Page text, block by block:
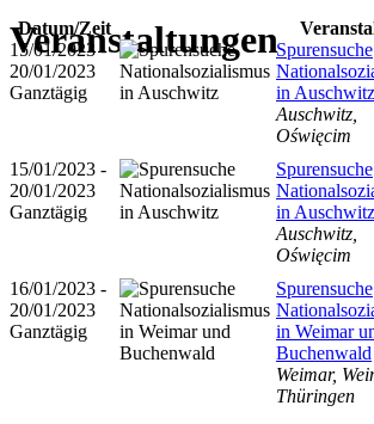
Veranstaltungen
Datum/Zeit
15/01/2023 -
20/01/2023
Ganztägig
Spurensuche
in Auschwitz
Auschwitz,
Oświęcim
15/01/2023 -
20/01/2023
Ganztägig
Spurensuche
in Auschwitz
Auschwitz,
Oświęcim
16/01/2023 -
20/01/2023
Ganztägig
Spurensuche
in Weimar
Buchenwald
Weimar,
Thüringen